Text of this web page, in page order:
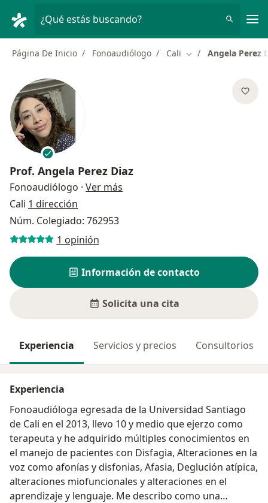
¿Qué estás buscando?
Página De Inicio Fonoaudiólogo Cali Cambiar de ciudad
Angela Perez
Prof. Angela Perez Diaz
Fonoaudiólogo · Ver más
Cali 1 dirección
Núm. Colegiado: 762953
1 opinión
Información de contacto
Solicita una cita
Experiencia Servicios y precios Consultorios
Experiencia
Fonoaudióloga egresada de la Universidad Santiago
de Cali en el 2013, llevo 10 y medio que ejerzo como
terapeuta y he adquirido múltiples conocimientos en
el manejo de pacientes con Disfagia, Alteraciones en la
voz como afonías y disfonias, Afasia, Deglución atípica,
alteraciones miofuncionales y alteraciones en el
aprendizaje y lenguaje. Me describo como una